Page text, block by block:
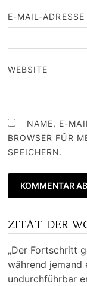
E-MAIL-ADRESSE
WEBSITE
NAME, E-
BROWSER FÜR
SPEICHERN.
ZITAT DER
„Der Fortschritt
während jemand
undurchführbar